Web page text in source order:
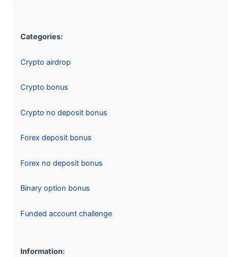
Categories:
Crypto airdrop
Crypto bonus
Crypto no deposit bonus
Forex deposit bonus
Forex no deposit bonus
Binary option bonus
Funded account challenge
Information: